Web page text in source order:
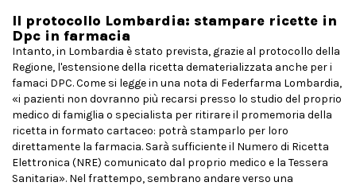
Il protocollo Lombardia: stampare ricette in
Dpc in farmacia
Intanto, in Lombardia è stato prevista, grazie al protocollo della
Regione, l'estensione della ricetta dematerializzata anche per i
famaci DPC. Come si legge in una nota di Federfarma Lombardia,
«i pazienti non dovranno più recarsi presso lo studio del proprio
medico di famiglia o specialista per ritirare il promemoria della
ricetta in formato cartaceo: potrà stamparlo per loro
direttamente la farmacia. Sarà sufficiente il Numero di Ricetta
Elettronica (NRE) comunicato dal proprio medico e la Tessera
Sanitaria». Nel frattempo, sembrano andare verso una